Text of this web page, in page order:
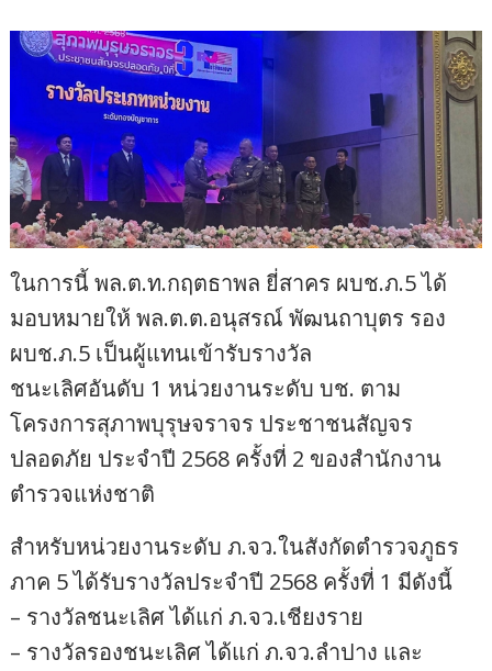
ในการนี้ พล.ต.ท.กฤตธาพล ยี่สาคร ผบช.ภ.5 ได้
มอบหมายให้ พล.ต.ต.อนุสรณ์ พัฒนถาบุตร รอง
ผบช.ภ.5 เป็นผู้แทนเข้ารับรางวัล
ชนะเลิศอันดับ 1 หน่วยงานระดับ บช. ตาม
โครงการสุภาพบุรุษจราจร ประชาชนสัญจร
ปลอดภัย ประจำปี 2568 ครั้งที่ 2 ของสำนักงาน
ตำรวจแห่งชาติ
สำหรับหน่วยงานระดับ ภ.จว.ในสังกัดตำรวจภูธร
ภาค 5 ได้รับรางวัลประจำปี 2568 ครั้งที่ 1 มีดังนี้
– รางวัลชนะเลิศ ได้แก่ ภ.จว.เชียงราย
– รางวัลรองชนะเลิศ ได้แก่ ภ.จว.ลำปาง และ